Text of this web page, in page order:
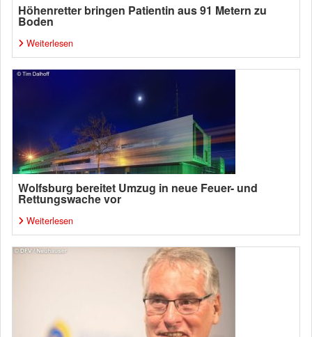
Höhenretter bringen Patientin aus 91 Metern zu
Boden
Weiterlesen
Wolfsburg bereitet Umzug in neue Feuer- und
Rettungswache vor
Weiterlesen